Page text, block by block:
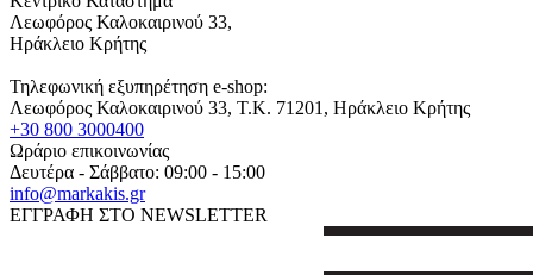
Λεωφόρος Καλοκαιρινού 33,
Ηράκλειο Κρήτης
Τηλεφωνική εξυπηρέτηση e-shop:
Λεωφόρος Καλοκαιρινού 33, T.K. 71201, Ηράκλειο Κρήτης
+30 800 3000400
Ωράριο επικοινωνίας
Δευτέρα - Σάββατο: 09:00 - 15:00
info@markakis.gr
ΕΓΓΡΑΦΗ ΣΤΟ NEWSLETTER